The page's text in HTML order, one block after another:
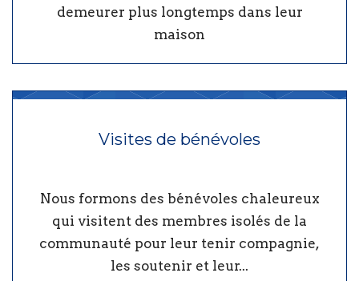
demeurer plus longtemps dans leur
maison
Visites de bénévoles
Nous formons des bénévoles chaleureux
qui visitent des membres isolés de la
communauté pour leur tenir compagnie,
les soutenir et leur...